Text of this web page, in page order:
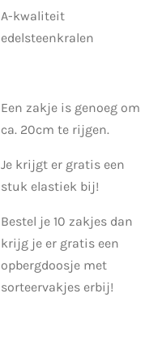
A-kwaliteit
edelsteenkralen
Een zakje is genoeg om
ca. 20cm te rijgen.
Je krijgt er gratis een
stuk elastiek bij!
Bestel je 10 zakjes dan
krijg je er gratis een
opbergdoosje met
sorteervakjes erbij!